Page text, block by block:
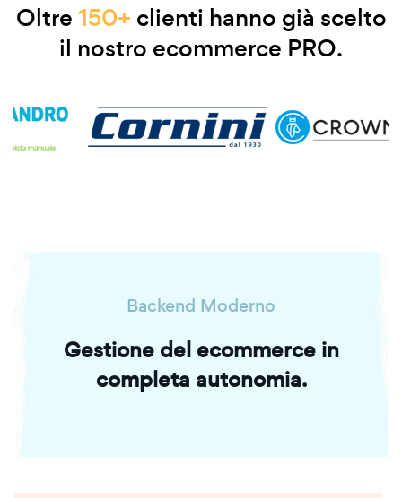
Oltre150+ clienti hanno già scelto
il nostro ecommerce PRO.
Backend Moderno
Gestione del ecommerce in
completa autonomia.